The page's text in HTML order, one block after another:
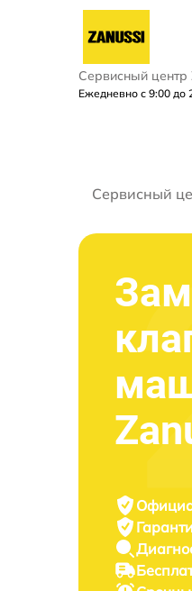
Сервисный центр
Ежедневно с 9:00 до
Сервисный